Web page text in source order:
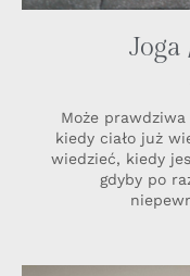
Może
kiedy ciało już
wiedzieć, kiedy
gdyby po